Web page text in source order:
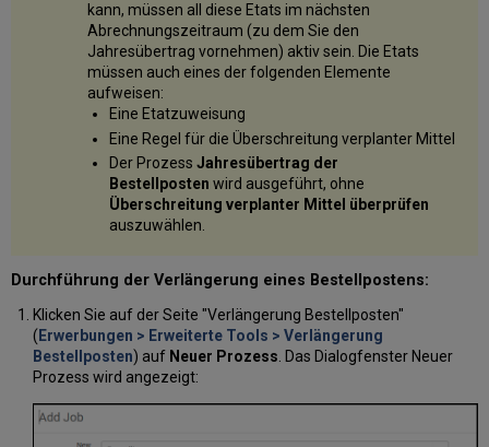
kann, müssen all diese Etats im nächsten
Abrechnungszeitraum (zu dem Sie den
Jahresübertrag vornehmen) aktiv sein. Die Etats
müssen auch eines der folgenden Elemente
aufweisen:
Eine Etatzuweisung
Eine Regel für die Überschreitung verplanter Mittel
Der Prozess Jahresübertrag der
Bestellposten wird ausgeführt, ohne
Überschreitung verplanter Mittel überprüfen
auszuwählen.
Durchführung der Verlängerung eines Bestellpostens:
Klicken Sie auf der Seite "Verlängerung Bestellposten"
( Erwerbungen > Erweiterte Tools > Verlängerung
Bestellposten) auf Neuer Prozess . Das Dialogfenster Neuer
Prozess wird angezeigt: